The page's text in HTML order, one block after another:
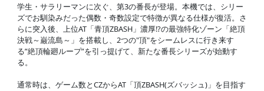
学生・サラリーマンに次ぐ、第3の番長が登場。本機では、シリー
ズでお馴染みだった偶数・奇数設定で特徴が異なる仕様が復活。さ
らに突入後、上位AT「青頂ZBASH」濃厚!?の最強特化ゾーン「絶頂
決戦～巌流島～」を搭載し、2つの"頂"をシームレスに行き来す
る”絶頂輪廻ループ”を引っ提げて、新たな番長シリーズが始動す
る。
通常時は、ゲーム数とCZからAT「頂ZBASH(ズバッシュ)」を目指す